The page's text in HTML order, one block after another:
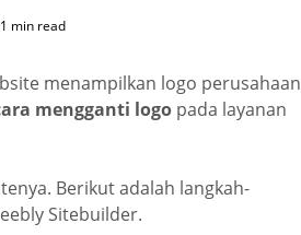
1 min read
menampilkan logo perusahaan
mengganti logo pada layanan
Berikut adalah langkah-
Sitebuilder.